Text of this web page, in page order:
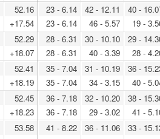
52.16
+17.54
23 - 6.14
23 - 6.14
42 - 12.11
46 - 5.57
40 -
19 -
52.29
+18.07
28 - 6.31
28 - 6.31
30 - 10.10
40 - 3.39
29 -
28 -
52.41
+18.19
35 - 7.04
35 - 7.04
31 - 10.19
34 - 3.15
36 -
40 -
52.45
+18.23
36 - 7.18
36 - 7.18
32 - 10.20
29 - 3.02
38 -
41 -
53.58
41 - 8.22
36 - 11.06
33 -